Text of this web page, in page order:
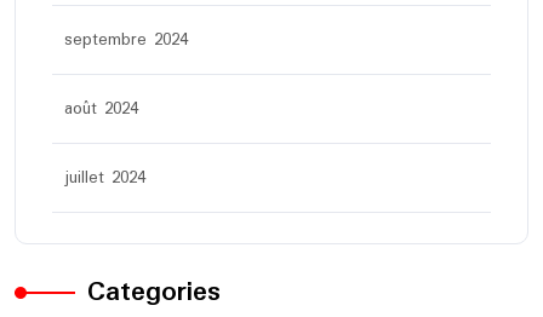
septembre 2024
août 2024
juillet 2024
Categories